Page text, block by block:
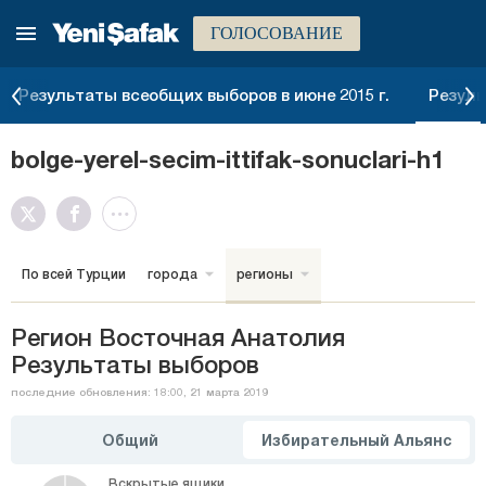
ГОЛОСОВАНИЕ
Результаты всеобщих выборов в июне 2015 г.
bolge-yerel-secim-ittifak-sonuclari-h1
По всей Турции города регионы
Регион Восточная Анатолия
Результаты выборов
последние обновления: 18:00, 21 марта 2019
Общий Избирательный Альянс